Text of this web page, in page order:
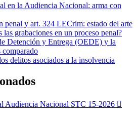
en la Audiencia Nacional: arma con
penal y art. 324 LECrim: estado del arte
las grabaciones en un proceso penal?
Detención y Entrega (OEDE) y la
delitos asociados a la insolvencia
